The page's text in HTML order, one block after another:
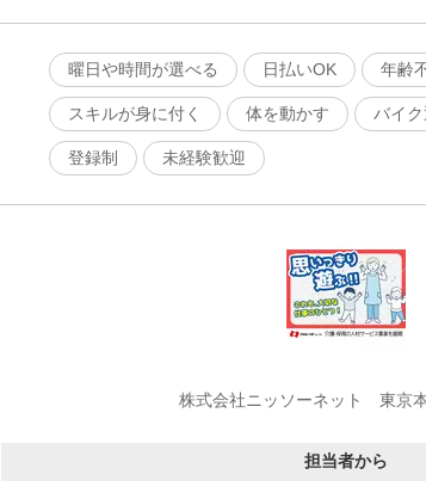
曜日や時間が選べる
日払いOK 年齢
スキルが身に付く 体を動かす バイ
登録制 未経験歓迎
株式会社ニッソーネット 東京
担当者から